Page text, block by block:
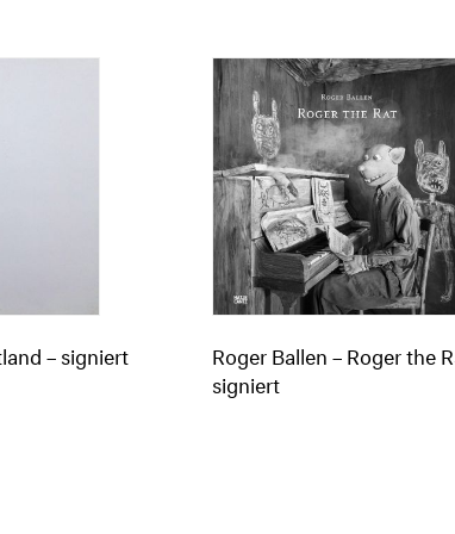
– signiert
Roger Ballen – Roger the
signiert